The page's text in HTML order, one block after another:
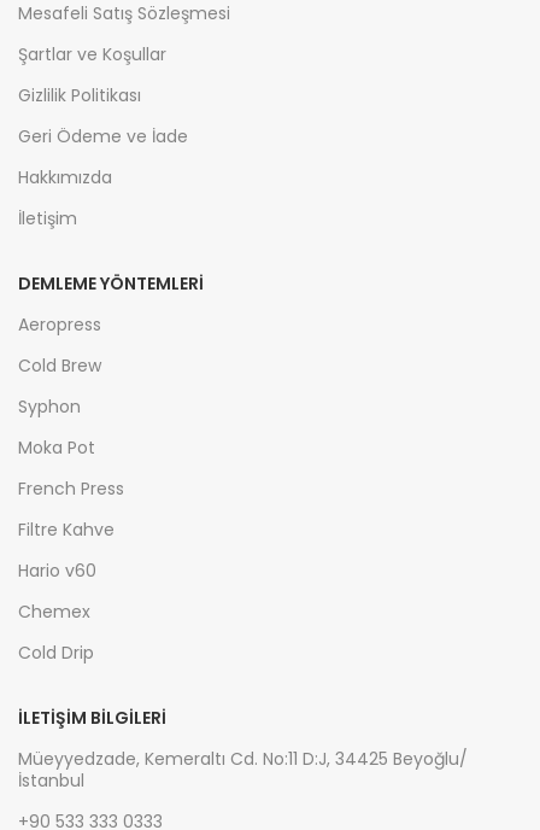
Mesafeli Satış Sözleşmesi
Şartlar ve Koşullar
Gizlilik Politikası
Geri Ödeme ve İade
Hakkımızda
İletişim
DEMLEME YÖNTEMLERİ
Aeropress
Cold Brew
Syphon
Moka Pot
French Press
Filtre Kahve
Hario v60
Chemex
Cold Drip
İLETIŞIM BILGILERI
Müeyyedzade, Kemeraltı Cd. No:11 D:J, 34425 Beyoğlu/
İstanbul
+90 533 333 0333